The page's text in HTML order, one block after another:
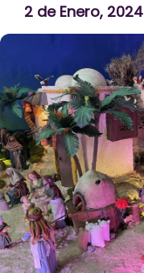
2 de Enero, 2024